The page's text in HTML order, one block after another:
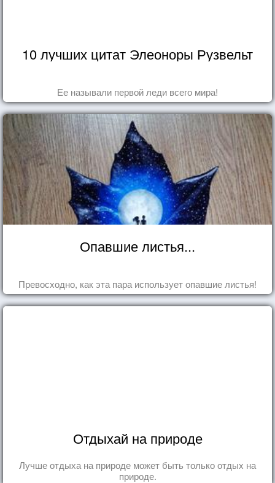
10 лучших цитат Элеоноры Рузвельт
Ее называли первой леди всего мира!
Опавшие листья...
Превосходно, как эта пара использует опавшие листья!
Отдыхай на природе
Лучше отдыха на природе может быть только отдых на
природе.